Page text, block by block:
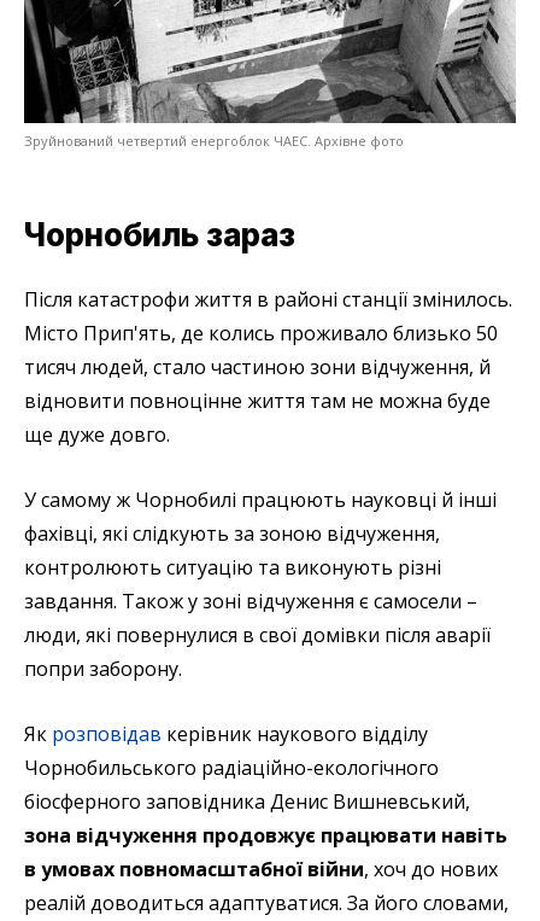
Зруйнований четвертий енергоблок ЧАЕС. Архівне фото
Чорнобиль зараз
Після катастрофи життя в районі станції змінилось.
Місто Прип'ять, де колись проживало близько 50
тисяч людей, стало частиною зони відчуження, й
відновити повноцінне життя там не можна буде
ще дуже довго.
У самому ж Чорнобилі працюють науковці й інші
фахівці, які слідкують за зоною відчуження,
контролюють ситуацію та виконують різні
завдання. Також у зоні відчуження є самосели –
люди, які повернулися в свої домівки після аварії
попри заборону.
Як розповідав керівник наукового відділу
Чорнобильського радіаційно-екологічного
біосферного заповідника Денис Вишневський,
зона відчуження продовжує працювати навіть
в умовах повномасштабної війни, хоч до нових
реалій доводиться адаптуватися. За його словами,